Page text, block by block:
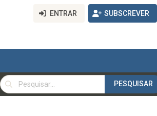
ENTRAR SUBSCREVER
PESQUISAR
PESQUISAR